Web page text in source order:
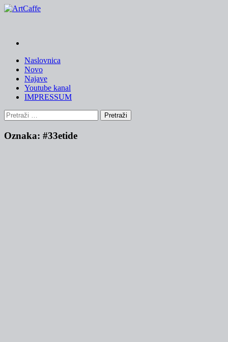
Skip
Naslovnica
Novo
Najave
Youtube kanal
IMPRESSUM
Pretraži:
Oznaka: #33etide